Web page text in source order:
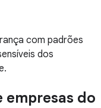
com padrões
dos
empresas do